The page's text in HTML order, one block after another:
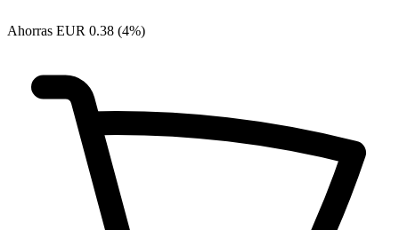
Ahorras EUR 0.38 (4%)